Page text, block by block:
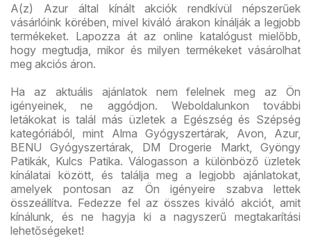
A(z) Azur által kínált akciók rendkívül népszerűek
vásárlóink körében, mivel kiváló árakon kínálják a legjobb
termékeket. Lapozza át az online katalógust mielőbb,
hogy megtudja, mikor és milyen termékeket vásárolhat
meg akciós áron.
Ha az aktuális ajánlatok nem felelnek meg az Ön
igényeinek, ne aggódjon. Weboldalunkon további
letákokat is talál más üzletek a Egészség és Szépség
kategóriából, mint Alma Gyógyszertárak, Avon, Azur,
BENU Gyógyszertárak, DM Drogerie Markt, Gyöngy
Patikák, Kulcs Patika. Válogasson a különböző üzletek
kínálatai között, és találja meg a legjobb ajánlatokat,
amelyek pontosan az Ön igényeire szabva lettek
összeállítva. Fedezze fel az összes kiváló akciót, amit
kínálunk, és ne hagyja ki a nagyszerű megtakarítási
lehetőségeket!